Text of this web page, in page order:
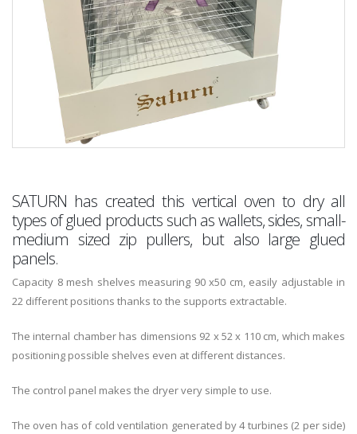
SATURN has created this vertical oven to dry all
types of glued products such as wallets, sides, small-
medium sized zip pullers, but also large glued
panels.
Capacity 8 mesh shelves measuring 90 x50 cm, easily adjustable in
22 different positions thanks to the supports extractable.
The internal chamber has dimensions 92 x 52 x 110 cm, which makes
positioning possible shelves even at different distances.
The control panel makes the dryer very simple to use.
The oven has of cold ventilation generated by 4 turbines (2 per side)